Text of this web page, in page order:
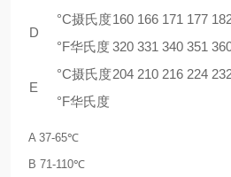
D
°C摄氏度160 166 171 177
°F华氏度320 331 340 351
E
°C摄氏度204 210 216 224
°F华氏度
A 37-65℃
B 71-110℃